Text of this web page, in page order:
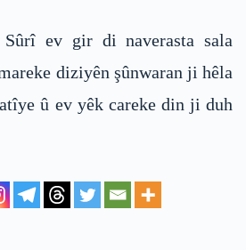
ev gir di naverasta sala
diziyên şûnwaran ji hêla
û ev yêk careke din ji duh